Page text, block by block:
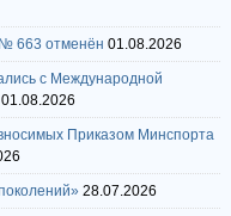
663 отменён 01.08.2026
с Международной
01.08.2026
Приказом Минспорта
28.07.2026